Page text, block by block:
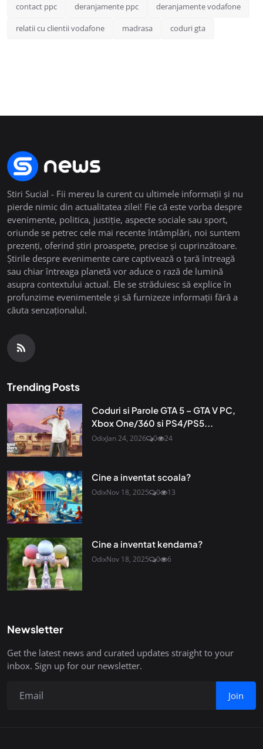
contact ppc deranjamente ppc deranjamente vodafone
relatii cu clientii vodafone madrasa coduri gta
Stiri Sucial - Fii mereu la curent cu ultimele informații și nu
pierde nimic din actualitatea zilei! Fie că este vorba despre
evenimente, politica, justiție, aspecte sociale sau sport,
oriunde se petrec cele mai recente întâmplări, noi suntem
prezenți, oferind știri proaspete, precise și cuprinzătoare.
Știrile despre evenimente care captivează o țară întreagă
sau chiar întreaga planetă vor aduce o rază de lumină
asupra contextului actual. Ele se străduiesc să explice în
profunzime evenimentele și să furnizeze informații fără a
căuta senzaționalul.
Trending Posts
Coduri si Parole GTA 5 – GTA V PC,
Xbox One/360 si PS4/PS5...
OdixJan 24, 2026 0 24
Cine a inventat scoala?
OdixNov 18, 2025 0 13
Cine a inventat kendama?
OdixNov 18, 2025 0 6
Newsletter
Get the latest news and curated updates straight to your
inbox. Sign up for our newsletter.
Join